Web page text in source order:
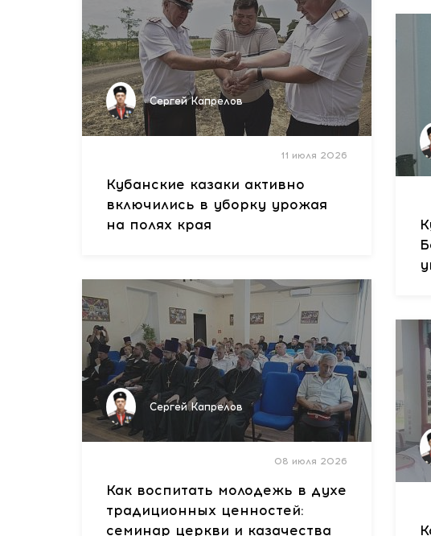
Сергей Капрелов
11 июля 2026
Кубанские казаки активно
включились в уборку урожая
на полях края
Сергей Капрелов
08 июля 2026
Как воспитать молодежь в духе
традиционных ценностей:
семинар церкви и казачества